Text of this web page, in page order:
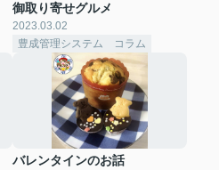
御取り寄せグルメ
2023.03.02
豊成管理システム コラム
バレンタインのお話